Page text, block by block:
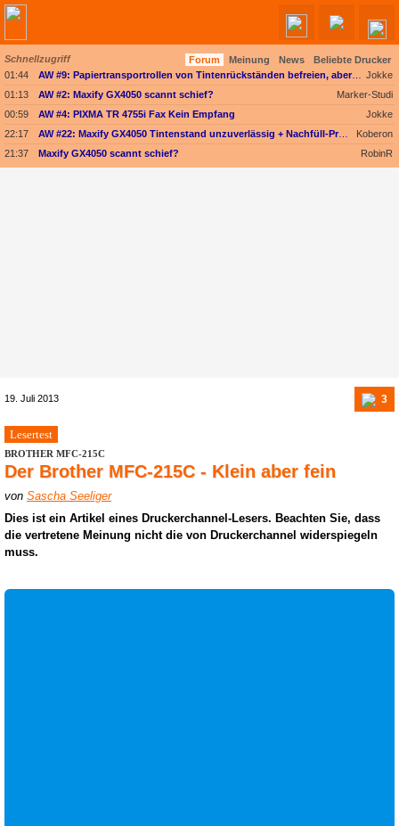
Schnellzugriff Forum Meinung News
Beliebte Drucker
01:44
AW #9: Papiertransportrollen von Tintenrückständen befreien, aber womit?
Jokke
01:13
AW #2: Maxify GX4050 scannt schief?
Marker-Studi
00:59
AW #4: PIXMA TR 4755i Fax Kein Empfang
Jokke
22:17
AW #22: Maxify GX4050 Tintenstand unzuverlässig + Nachfüll-Problem - Druckkopf in Gefahr
Koberon
21:37
Maxify GX4050 scannt schief? RobinR
19. Juli 2013 3
Lesertest
BROTHER MFC-215C
Der Brother MFC-215C - Klein aber fein
von Sascha Seeliger
Dies ist ein Artikel eines Druckerchannel-Lesers. Beachten Sie, dass
die vertretene Meinung nicht die von Druckerchannel widerspiegeln
muss.
Angebote werden geladen...